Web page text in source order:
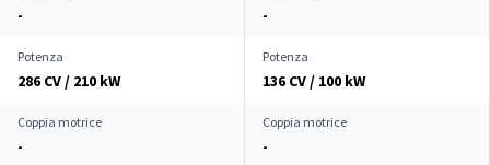
- -
Potenza
286 CV / 210 kW
Potenza
136 CV / 100 kW
Coppia motrice
-
Coppia motrice
-